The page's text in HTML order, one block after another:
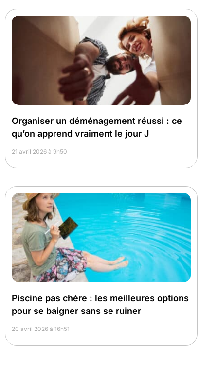
Organiser un déménagement réussi : ce
qu’on apprend vraiment le jour J
21 avril 2026 à 9h50
Piscine pas chère : les meilleures options
pour se baigner sans se ruiner
20 avril 2026 à 16h51